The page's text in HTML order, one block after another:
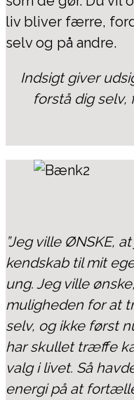
liv bliver færre,
selv og på andre.
Indsigt giver
forstå dig selv,
”Jeg ville ØNSKE,
kendskab til mit
ung. Jeg ville
muligheden for at
selv, og ikke først
har skullet træffe
valg i livet. Så
energi på at